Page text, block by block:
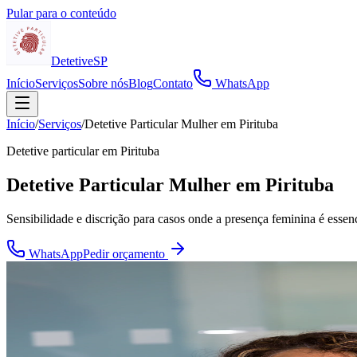
Pular para o conteúdo
DetetiveSP
InícioServiçosSobre nósBlogContato WhatsApp
Início/Serviços/Detetive Particular Mulher em Pirituba
Detetive particular em Pirituba
Detetive Particular Mulher em Pirituba
Sensibilidade e discrição para casos onde a presença feminina é
WhatsAppPedir orçamento